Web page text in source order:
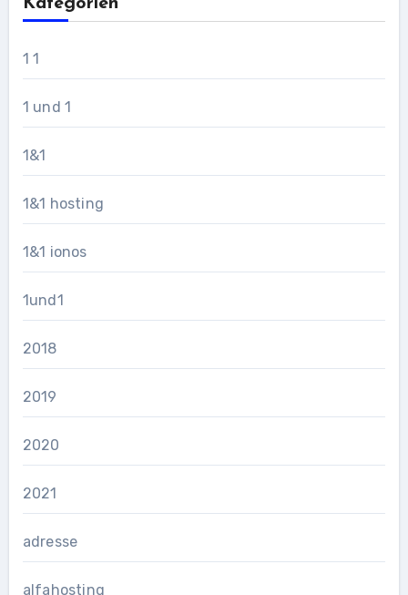
1 1
1 und 1
1&1
1&1 hosting
1&1 ionos
1und1
2018
2019
2020
2021
adresse
alfahosting